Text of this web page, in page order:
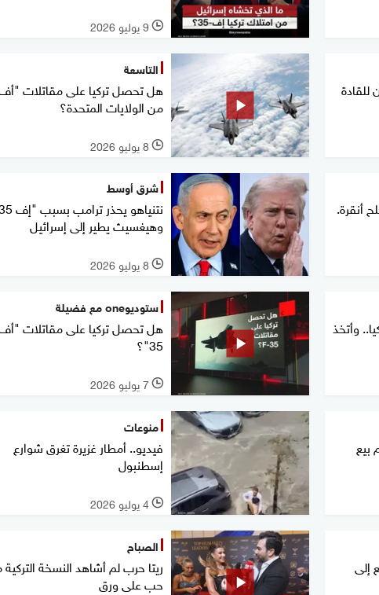
l 9 يوليو 2026
التاسعة
من الولايات المتحدة؟
l 8 يوليو 2026
أنقرة.
شرق أوسط
وهيغسيث يطير إلى إسرائيل
l 8 يوليو 2026
وأتخذ
ستوديوone مع فضيلة
هل تحصل تركيا على مقاتلات
35"؟
l 7 يوليو 2026
بيع
منوعات
فيديو.. أمطار غزيرة تغرق شوارع
إسطنبول
l 4 يوليو 2026
إلى
الصباح
ريتا حرب لم أشاهد النسخة
حب على ورق